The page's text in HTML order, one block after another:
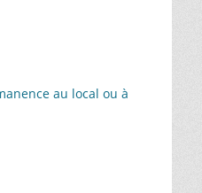
au local ou à